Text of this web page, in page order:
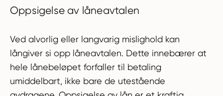
Oppsigelse av låneavtalen
Ved alvorlig eller langvarig mislighold kan
långiver si opp låneavtalen. Dette innebærer at
hele lånebeløpet forfaller til betaling
umiddelbart, ikke bare de utestående